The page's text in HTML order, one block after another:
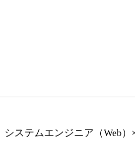
クレジット基幹システム ・官公庁/自
予約システム ・通信 IP通信ネットワ
システムエンジニア（Web）